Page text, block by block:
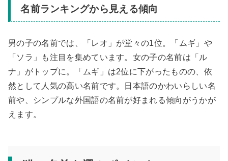
名前ランキングから見える傾向
男の子の名前では、「レオ」が堂々の1位。「ムギ」や
「ソラ」も注目を集めています。女の子の名前は「ル
ナ」がトップに。「ムギ」は2位に下がったものの、依
然として人気の高い名前です。日本語のかわいらしい名
前や、シンプルな外国語の名前が好まれる傾向がうかが
えます。